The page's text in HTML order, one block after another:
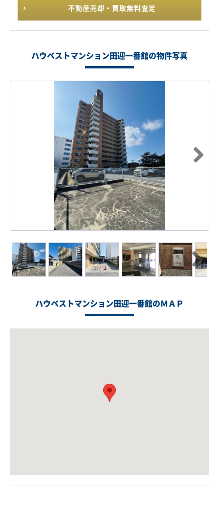
不動産売却・買取無料査定
ハウベストマンション田迎一番館の物件写真
Next
ハウベストマンション田迎一番館のＭＡＰ